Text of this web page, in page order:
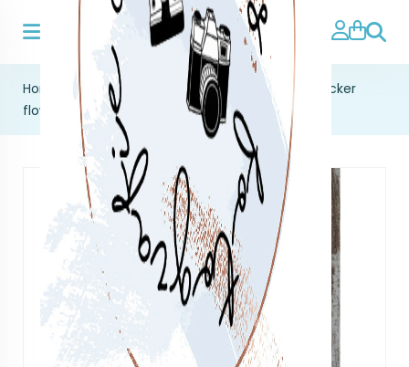
Home verzend en inpak materiaal
cadeausticker
flower